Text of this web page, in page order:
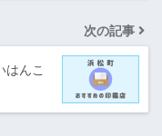
次の記事
はんこ